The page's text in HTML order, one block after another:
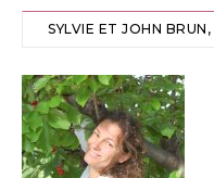
SYLVIE ET JOHN